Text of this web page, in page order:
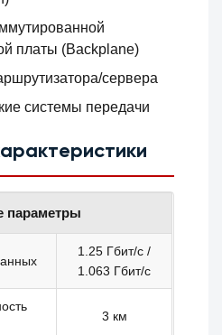
платы (Backplane)
сервера
системы передачи
параметры
1.25 Гбит/с /
1.063 Гбит/с
3 км